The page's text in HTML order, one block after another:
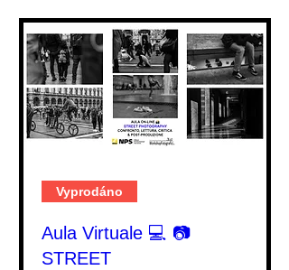
Vyprodáno
Aula Virtuale 💻 📷
STREET